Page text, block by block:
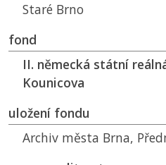
Staré Brno
fond
II. německá státní
Kounicova
uložení fondu
Archiv města Brna,